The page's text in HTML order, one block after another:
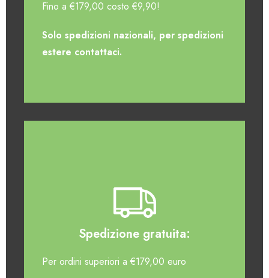
Fino a €179,00 costo €9,90!
Solo spedizioni nazionali, per spedizioni
estere contattaci.
Spedizione gratuita:
Per ordini superiori a €179,00 euro